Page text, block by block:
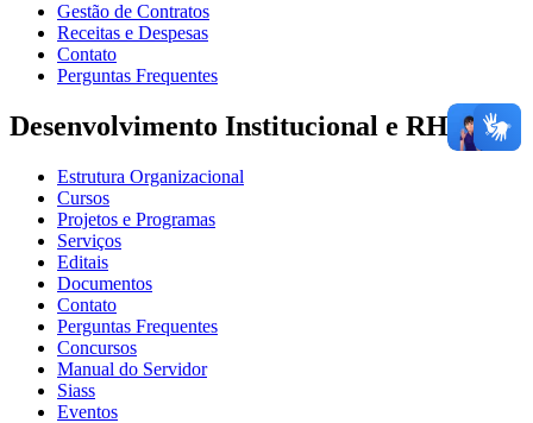
Gestão de Contratos
Receitas e Despesas
Contato
Perguntas Frequentes
Desenvolvimento Institucional e RH
Estrutura Organizacional
Cursos
Projetos e Programas
Serviços
Editais
Documentos
Contato
Perguntas Frequentes
Concursos
Manual do Servidor
Siass
Eventos